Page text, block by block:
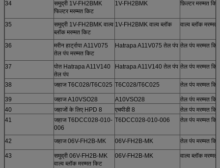
34
समुद्री 1V-FH2BMK
फिल्टर मरम्मत किट
1V-FH2BMK फ़िल्टर मरम्मत किट
35
समुद्री 1V-FH2BMK वाल्व
ब्लॉक मरम्मत किट
1V-FH2BMK वाल्व ब्लॉक वाल्व ब्लॉक मरम्मत
36
मरीन हार्ट्रापा A11V075
तेल पंप मरम्मत किट
Hatrapa A11V075 तेल पंप तेल पंप मरम्मत किट
37
पोत Hatrapa A11V140
तेल पंप
Hatrapa A11V140 तेल पंप तेल पंप मरम्मत किट
38 जहाज T6C028/T6C025 T6C028/T6C025 तेल पंप मरम्मत किट
39 जहाज A10VSO28 A10VSO28
तेल पंप मरम्मत किट
40
जहाजों के लिए HPD 8 एचपीडी 8
तेल पंप मरम्मत किट
41
जहाज T6DCC028-010-
006
T6DCC028-010-006 तेल पंप मरम्मत किट
42 जहाज 06V-FH2B-MK 06V-FH2B-MK तेल पंप मरम्मत किट
43
समुद्री 06V-FH2B-MK
वाल्व ब्लॉक मरम्मत किट
06V-FH2B-MK वाल्व ब्लॉक मरम्मत